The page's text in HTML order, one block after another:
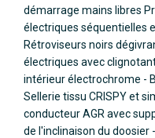
démarrage mains libres
électriques séquentielles
Rétroviseurs noirs
électriques avec
intérieur électrochrome -
Sellerie tissu CRISPY et
conducteur AGR avec
de l'inclinaison du doosier